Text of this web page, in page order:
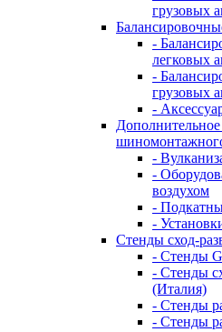
грузовых
-
легковых
-
грузовых
-
-
-
воздухом
-
-
Стенды сход-
- Стенды
- Стенды
(Италия)
- Стенды
- Стенды